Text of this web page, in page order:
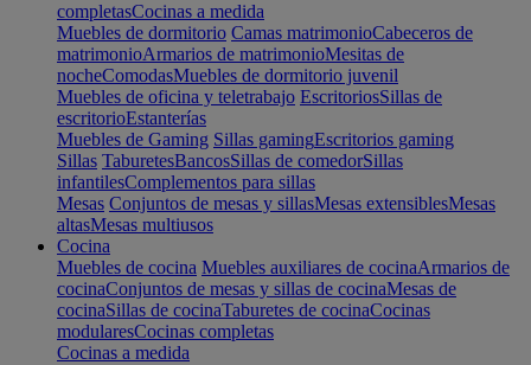
completasCocinas a medida
Muebles de dormitorio Camas matrimonioCabeceros de
matrimonioArmarios de matrimonioMesitas de
nocheComodasMuebles de dormitorio juvenil
Muebles de oficina y teletrabajo EscritoriosSillas de
escritorioEstanterías
Muebles de Gaming Sillas gamingEscritorios gaming
Sillas TaburetesBancosSillas de comedorSillas
infantilesComplementos para sillas
Mesas Conjuntos de mesas y sillasMesas extensiblesMesas
altasMesas multiusos
Cocina
Muebles de cocina Muebles auxiliares de cocinaArmarios de
cocinaConjuntos de mesas y sillas de cocinaMesas de
cocinaSillas de cocinaTaburetes de cocinaCocinas
modularesCocinas completas
Cocinas a medida